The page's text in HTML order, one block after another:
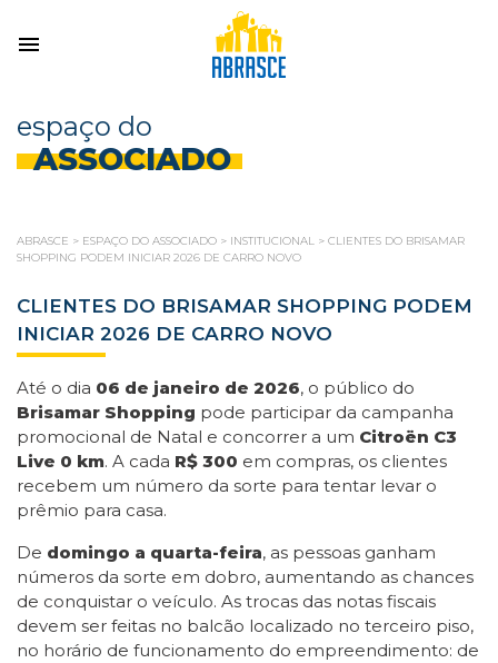
espaço do
ASSOCIADO
ABRASCE > ESPAÇO DO ASSOCIADO > INSTITUCIONAL > CLIENTES DO BRISAMAR
SHOPPING PODEM INICIAR 2026 DE CARRO NOVO
CLIENTES DO BRISAMAR SHOPPING PODEM
INICIAR 2026 DE CARRO NOVO
Até o dia 06 de janeiro de 2026, o público do
Brisamar Shopping pode participar da campanha
promocional de Natal e concorrer a um Citroën C3
Live 0 km. A cada R$ 300 em compras, os clientes
recebem um número da sorte para tentar levar o
prêmio para casa.
De domingo a quarta-feira, as pessoas ganham
números da sorte em dobro, aumentando as chances
de conquistar o veículo. As trocas das notas fiscais
devem ser feitas no balcão localizado no terceiro piso,
no horário de funcionamento do empreendimento: de